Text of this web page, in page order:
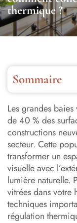
thermique ?
Sommaire
Choisir le bon
thermique
Orienter et
Installer des
Optimiser
Comparer les
Les grandes
de 40 % des
constructions
secteur. Cette
transformer un
visuelle avec
lumière naturelle.
vitrées dans votre
techniques
régulation